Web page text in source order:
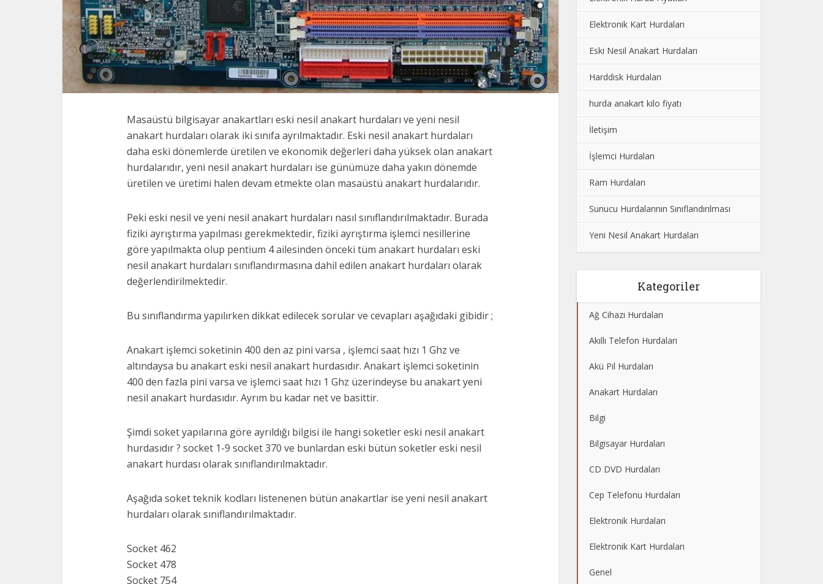
Masaüstü bilgisayar anakartları eski nesil anakart hurdaları ve yeni nesil
anakart hurdaları olarak iki sınıfa ayrılmaktadır. Eski nesil anakart hurdaları
daha eski dönemlerde üretilen ve ekonomik değerleri daha yüksek olan anakart
hurdalarıdır, yeni nesil anakart hurdaları ise günümüze daha yakın dönemde
üretilen ve üretimi halen devam etmekte olan masaüstü anakart hurdalarıdır.
Peki eski nesil ve yeni nesil anakart hurdaları nasıl sınıflandırılmaktadır. Burada
fiziki ayrıştırma yapılması gerekmektedir, fiziki ayrıştırma işlemci nesillerine
göre yapılmakta olup pentium 4 ailesinden önceki tüm anakart hurdaları eski
nesil anakart hurdaları sınıflandırmasına dahil edilen anakart hurdaları olarak
değerlendirilmektedir.
Bu sınıflandırma yapılırken dikkat edilecek sorular ve cevapları aşağıdaki gibidir ;
Anakart işlemci soketinin 400 den az pini varsa , işlemci saat hızı 1 Ghz ve
altındaysa bu anakart eski nesil anakart hurdasıdır. Anakart işlemci soketinin
400 den fazla pini varsa ve işlemci saat hızı 1 Ghz üzerindeyse bu anakart yeni
nesil anakart hurdasıdır. Ayrım bu kadar net ve basittir.
Şimdi soket yapılarına göre ayrıldığı bilgisi ile hangi soketler eski nesil anakart
hurdasıdır ? socket 1-9 socket 370 ve bunlardan eski bütün soketler eski nesil
anakart hurdası olarak sınıflandırılmaktadır.
Aşağıda soket teknik kodları listenenen bütün anakartlar ise yeni nesil anakart
hurdaları olarak sınıflandırılmaktadır.
Socket 462
Socket 478
Socket 754
Elektronik Kart Hurdaları
Eski Nesil Anakart Hurdaları
Harddisk Hurdaları
hurda anakart kilo fiyatı
İletişim
İşlemci Hurdaları
Ram Hurdaları
Sunucu Hurdalarının Sınıflandırılması
Yeni Nesil Anakart Hurdaları
Kategoriler
Ağ Cihazı Hurdaları
Akıllı Telefon Hurdaları
Akü Pil Hurdaları
Anakart Hurdaları
Bilgi
Bilgisayar Hurdaları
CD DVD Hurdaları
Cep Telefonu Hurdaları
Elektronik Hurdaları
Elektronik Kart Hurdaları
Genel